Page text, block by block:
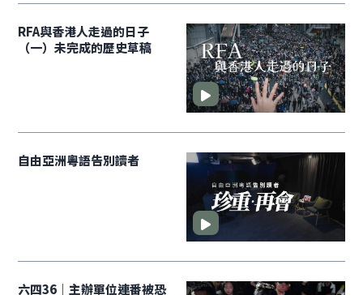
RFA與香港人走過的日子
（一）未完成的歷史草稿
自由亞洲粵語告別讀者
六四36｜主辦單位連番被恐